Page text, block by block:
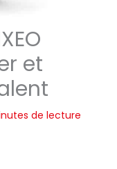
et
de lecture